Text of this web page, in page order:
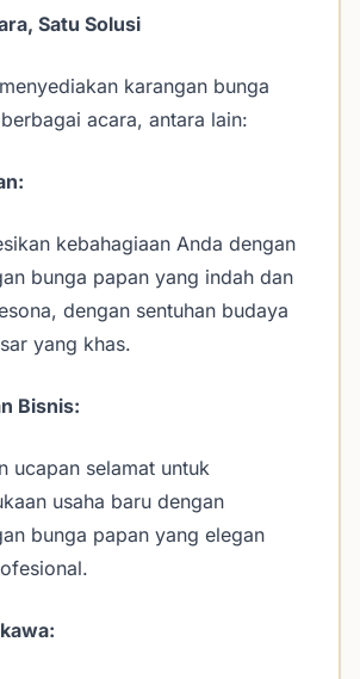
Satu Solusi
menyediakan karangan bunga
acara, antara lain:
kebahagiaan Anda dengan
bunga papan yang indah dan
dengan sentuhan budaya
yang khas.
Bisnis:
ucapan selamat untuk
usaha baru dengan
bunga papan yang elegan